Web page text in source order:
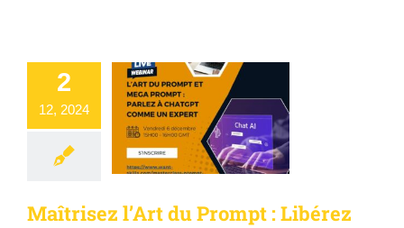
2
12, 2024
Maîtrisez l’Art du Prompt : Libérez